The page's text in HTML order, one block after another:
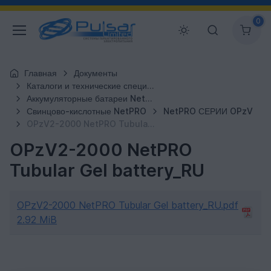
0
Главная
Документы
Каталоги и технические спецификации
Аккумуляторные батареи NetPRO
Свинцово-кислотные NetPRO
NetPRO СЕРИИ OPzV
OPzV2-2000 NetPRO Tubular Gel battery_RU
OPzV2-2000 NetPRO
Tubular Gel battery_RU
OPzV2-2000 NetPRO Tubular Gel battery_RU.pdf
2.92 MiB